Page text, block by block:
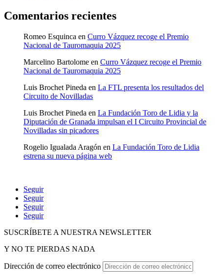
Comentarios recientes
Romeo Esquinca en Curro Vázquez recoge el Premio
Nacional de Tauromaquia 2025
Marcelino Bartolome en Curro Vázquez recoge el Premio
Nacional de Tauromaquia 2025
Luis Brochet Pineda en La FTL presenta los resultados del
Circuito de Novilladas
Luis Brochet Pineda en La Fundación Toro de Lidia y la
Diputación de Granada impulsan el I Circuito Provincial de
Novilladas sin picadores
Rogelio Igualada Aragón en La Fundación Toro de Lidia
estrena su nueva página web
Seguir
Seguir
Seguir
Seguir
SUSCRÍBETE A NUESTRA NEWSLETTER
Y NO TE PIERDAS NADA
Dirección de correo electrónico